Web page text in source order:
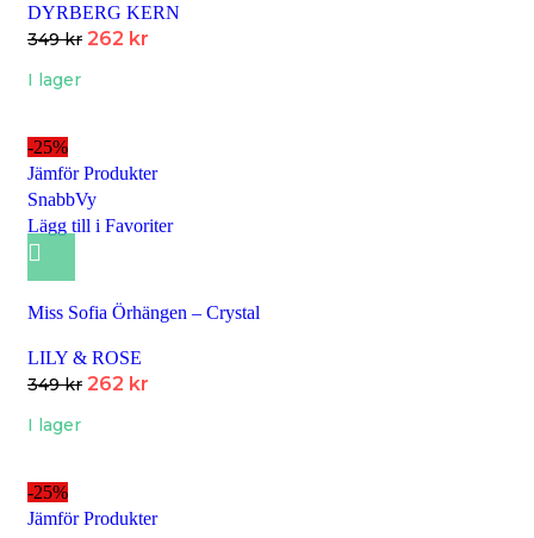
DYRBERG KERN
349kr 262 kr
I lager
-25%
Jämför Produkter
SnabbVy
Lägg till i Favoriter
Miss Sofia Örhängen – Crystal
LILY & ROSE
349kr 262 kr
I lager
-25%
Jämför Produkter